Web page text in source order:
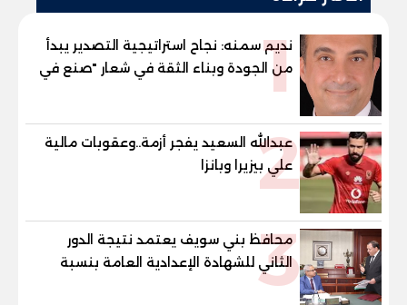
1
نديم سمنه: نجاح استراتيجية التصدير يبدأ
من الجودة وبناء الثقة في شعار "صنع في
مصر"
2
عبدالله السعيد يفجر أزمة..وعقوبات مالية
علي بيزيرا وبانزا
3
محافظ بني سويف يعتمد نتيجة الدور
الثاني للشهادة الإعدادية العامة بنسبة